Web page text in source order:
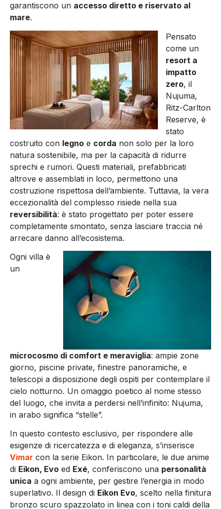
garantiscono un accesso diretto e riservato al
mare.
Pensato
come un
resort a
impatto
zero, il
Nujuma,
Ritz-Carlton
Reserve, è
stato
costruito con legno e corda non solo per la loro
natura sostenibile, ma per la capacità di ridurre
sprechi e rumori. Questi materiali, prefabbricati
altrove e assemblati in loco, permettono una
costruzione rispettosa dell’ambiente. Tuttavia, la vera
eccezionalità del complesso risiede nella sua
reversibilità: è stato progettato per poter essere
completamente smontato, senza lasciare traccia né
arrecare danno all’ecosistema.
Ogni villa è
un
microcosmo di comfort e meraviglia: ampie zone
giorno, piscine private, finestre panoramiche, e
telescopi a disposizione degli ospiti per contemplare il
cielo notturno. Un omaggio poetico al nome stesso
del luogo, che invita a perdersi nell’infinito: Nujuma,
in arabo significa “stelle”.
In questo contesto esclusivo, per rispondere alle
esigenze di ricercatezza e di eleganza, s’inserisce
Vimar con la serie Eikon. In particolare, le due anime
di Eikon, Evo ed Exé, conferiscono una personalità
unica a ogni ambiente, per gestire l’energia in modo
superlativo. Il design di Eikon Evo, scelto nella finitura
bronzo scuro spazzolato in linea con i toni caldi della